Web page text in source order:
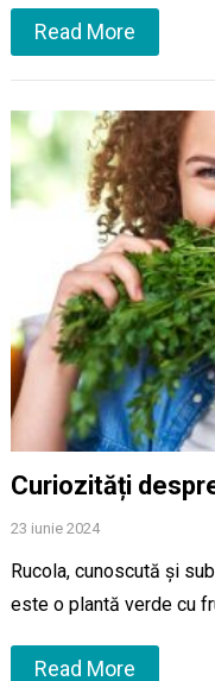
Read More
Curiozități
23 iunie 2024
Rucola, cunoscută și
este o plantă verde cu
Read More